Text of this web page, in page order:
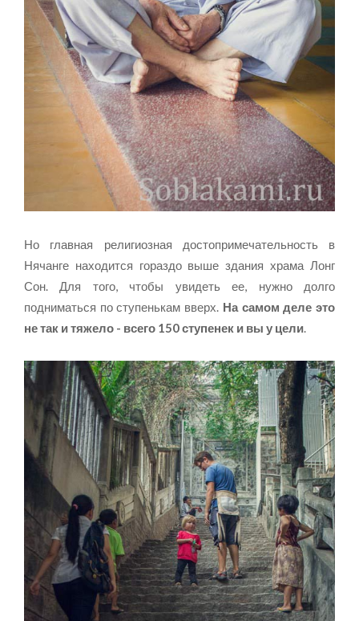
Но главная религиозная достопримечательность в
Нячанге находится гораздо выше здания храма Лонг
Сон. Для того, чтобы увидеть ее, нужно долго
подниматься по ступенькам вверх. На самом деле это
не так и тяжело - всего 150 ступенек и вы у цели.